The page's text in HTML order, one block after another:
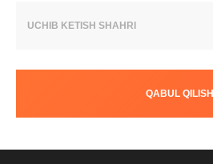
UCHIB KETISH SHAHRI
QABUL QILISH